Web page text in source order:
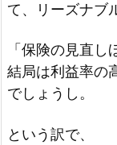
て、リーズナブ
「保険の見直し
結局は利益率の
でしょうし。
という訳で、